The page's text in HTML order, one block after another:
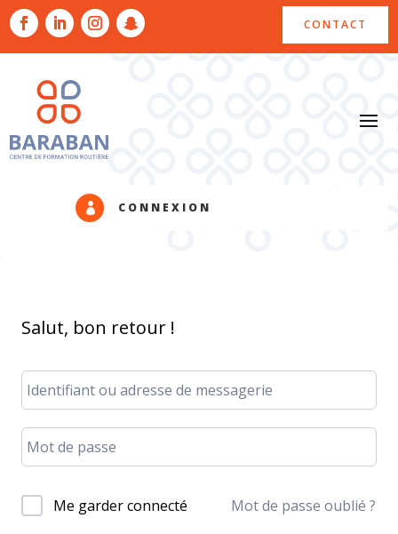
CONTACT
 CONNEXION
Salut, bon retour !
Me garder connecté Mot de passe oublié ?